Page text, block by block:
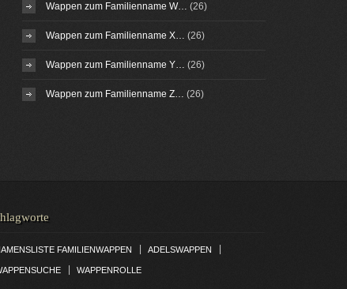
Wappen zum Familienname W… (26)
Wappen zum Familienname X… (26)
Wappen zum Familienname Y… (26)
Wappen zum Familienname Z… (26)
FAMILIENWAPPEN ADELSWAPPEN
WAPPENROLLE